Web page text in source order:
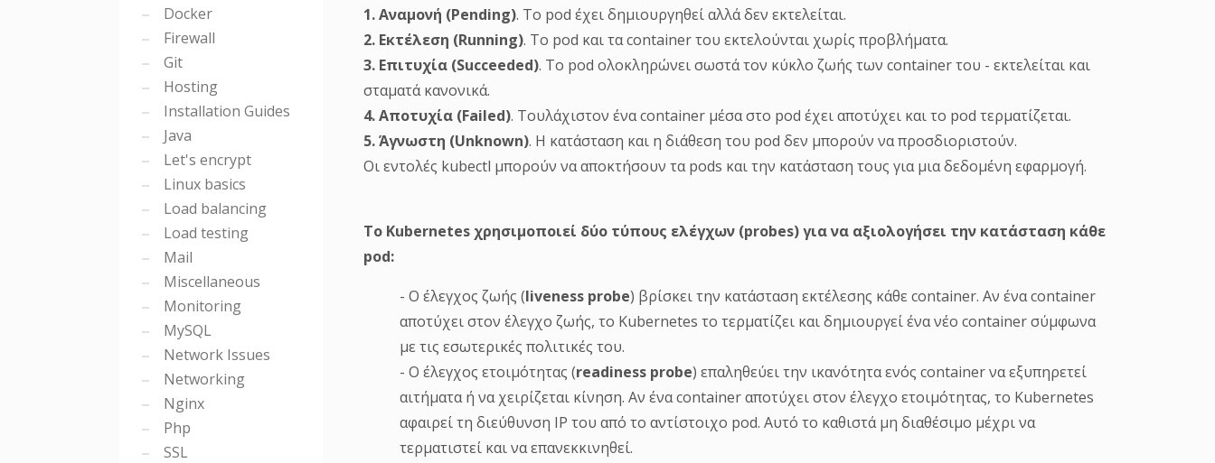
1. Αναμονή (Pending). Το pod έχει δημιουργηθεί αλλά δεν εκτελείται.
2. Εκτέλεση (Running). Το pod και τα container του εκτελούνται χωρίς προβλήματα.
3. Επιτυχία (Succeeded). Το pod ολοκληρώνει σωστά τον κύκλο ζωής των container του - εκτελείται και
σταματά κανονικά.
4. Αποτυχία (Failed). Τουλάχιστον ένα container μέσα στο pod έχει αποτύχει και το pod τερματίζεται.
5. Άγνωστη (Unknown). Η κατάσταση και η διάθεση του pod δεν μπορούν να προσδιοριστούν.
Οι εντολές kubectl μπορούν να αποκτήσουν τα pods και την κατάσταση τους για μια δεδομένη εφαρμογή.
Το Kubernetes χρησιμοποιεί δύο τύπους ελέγχων (probes) για να αξιολογήσει την κατάσταση κάθε
pod:
- Ο έλεγχος ζωής (liveness probe) βρίσκει την κατάσταση εκτέλεσης κάθε container. Αν ένα container
αποτύχει στον έλεγχο ζωής, το Kubernetes το τερματίζει και δημιουργεί ένα νέο container σύμφωνα
με τις εσωτερικές πολιτικές του.
- Ο έλεγχος ετοιμότητας (readiness probe) επαληθεύει την ικανότητα ενός container να εξυπηρετεί
αιτήματα ή να χειρίζεται κίνηση. Αν ένα container αποτύχει στον έλεγχο ετοιμότητας, το Kubernetes
αφαιρεί τη διεύθυνση IP του από το αντίστοιχο pod. Αυτό το καθιστά μη διαθέσιμο μέχρι να
τερματιστεί και να επανεκκινηθεί.
Docker
Firewall
Git
Hosting
Installation Guides
Java
Let's encrypt
Linux basics
Load balancing
Load testing
Mail
Miscellaneous
Monitoring
MySQL
Network Issues
Networking
Nginx
Php
SSL